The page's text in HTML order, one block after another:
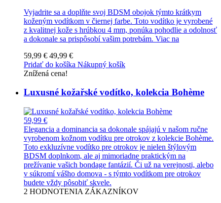
Vyjadrite sa a doplňte svoj BDSM obojok týmto krátkym
koženým vodítkom v čiernej farbe. Toto vodítko je vyrobené
z kvalitnej kože s hrúbkou 4 mm, ponúka pohodlie a odolnosť
a dokonale sa prispôsobí vašim potrebám. Viac na
59,99 € 49,99 €
Pridať do košíka Nákupný košík
Znížená cena!
Luxusné kožařské vodítko, kolekcia Bohème
59,99 €
Elegancia a dominancia sa dokonale spájajú v našom ručne
vyrobenom kožnom vodítku pre otrokov z kolekcie Bohème.
Toto exkluzívne vodítko pre otrokov je nielen štýlovým
BDSM doplnkom, ale aj mimoriadne praktickým na
prežívanie vašich bondage fantázií. Či už na verejnosti, alebo
v súkromí vášho domova - s týmto vodítkom pre otrokov
budete vždy pôsobiť skvele.
2 HODNOTENIA ZÁKAZNÍKOV